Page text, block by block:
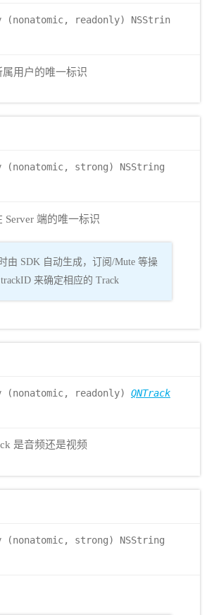
(nonatomic, readonly) NSStrin
属用户的唯一标识
(nonatomic, strong) NSString
Server 端的唯一标识
由 SDK 自动生成，订阅/Mute 等操
来确定相应的 Track
(nonatomic, readonly) QNTrack
是音频还是视频
(nonatomic, strong) NSString